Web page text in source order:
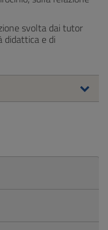
svolta dai tutor
didattica e di